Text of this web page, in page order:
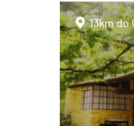
page13km do